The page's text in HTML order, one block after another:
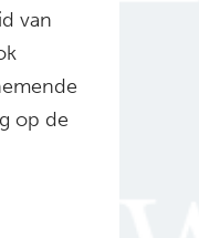
van
op de